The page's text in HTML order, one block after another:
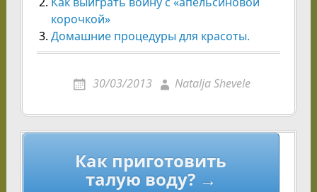
корочкой»
Домашние процедуры для красоты.
30/03/2013 Natalja Shevele
Навигация
Как приготовить
талую воду? →